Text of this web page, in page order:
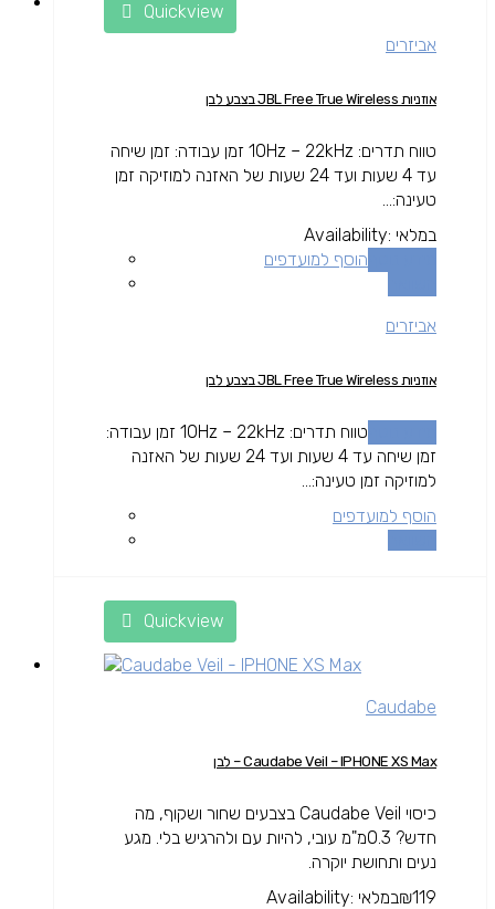
Quickview
אביזרים
אוזניות JBL Free True Wireless בצבע לבן
טווח תדרים: 10Hz – 22kHz זמן עבודה: זמן שיחה
עד 4 שעות ועד 24 שעות של האזנה למוזיקה זמן
טעינה:...
Availability: במלאי
הוסף למועדפים
אביזרים
אוזניות JBL Free True Wireless בצבע לבן
טווח תדרים: 10Hz – 22kHz זמן עבודה:
זמן שיחה עד 4 שעות ועד 24 שעות של האזנה
למוזיקה זמן טעינה:...
הוסף למועדפים
Quickview
Caudabe
Caudabe Veil – IPHONE XS Max – לבן
כיסוי Caudabe Veil בצבעים שחור ושקוף, מה
חדש? 0.3מ"מ עובי, להיות עם ולהרגיש בלי. מגע
נעים ותחושת יוקרה.
₪119
Availability: במלאי